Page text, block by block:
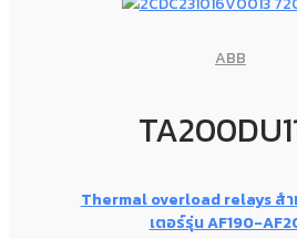
ABB
Thermal overload relays ส
เตอร์รุ่น AF190-